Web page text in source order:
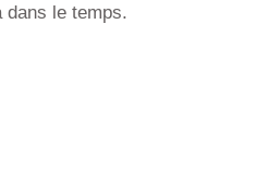
dans le temps.